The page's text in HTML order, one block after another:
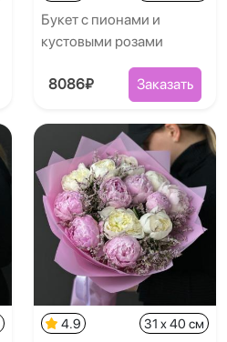
Букет с пионами и
кустовыми розами
8086₽ Заказать
4.9 31 x 40 см